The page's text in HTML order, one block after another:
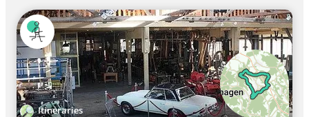
Itineraries